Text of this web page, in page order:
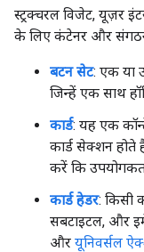
स्ट्रक्चरल विजेट, यूज़र
के लिए कंटेनर और
बटन सेट: एक या
जिन्हें एक साथ
कार्ड: यह एक
कार्ड सेक्शन होते
करें कि
कार्ड हेडर: किसी
सबटाइटल, और
और यूनिवर्सल